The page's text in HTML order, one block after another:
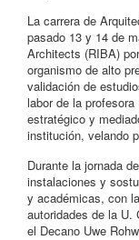
La carrera de
pasado 13 y 14 de
Architects (RIBA)
organismo de alto
validación de
labor de la
estratégico y
institución, velando
Durante la jornada
instalaciones y
y académicas, con
autoridades de la U.
el Decano Uwe